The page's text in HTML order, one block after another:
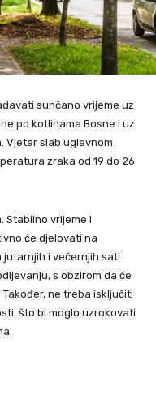
sunčano vrijeme uz
po kotlinama Bosne i uz
Vjetar slab uglavnom
zraka od 19 do 26
Stabilno vrijeme i
će djelovati na
jutarnjih i večernjih sati
s obzirom da će
ne treba isključiti
što bi moglo uzrokovati